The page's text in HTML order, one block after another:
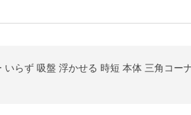
らず 吸盤 浮かせる 時短 本体 三角コ